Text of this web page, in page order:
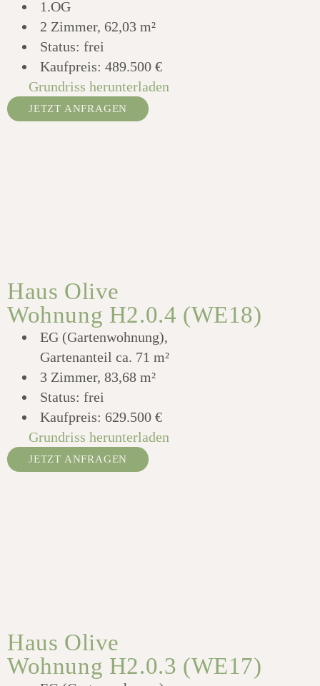
1.OG
2 Zimmer, 62,03 m²
Status: frei
Kaufpreis: 489.500 €
Grundriss herunterladen
JETZT ANFRAGEN
Haus Olive
Wohnung H2.0.4 (WE18)
EG (Gartenwohnung),
Gartenanteil ca. 71 m²
3 Zimmer, 83,68 m²
Status: frei
Kaufpreis: 629.500 €
Grundriss herunterladen
JETZT ANFRAGEN
Haus Olive
Wohnung H2.0.3 (WE17)